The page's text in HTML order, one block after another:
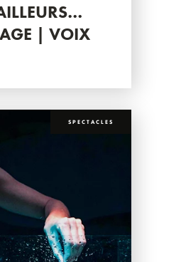
| VOIX
SPECTACLES